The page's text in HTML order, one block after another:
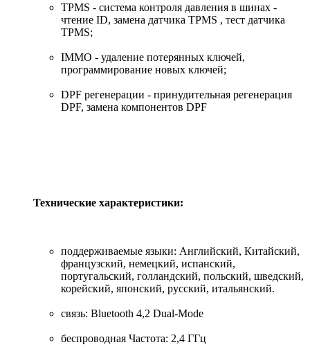
TPMS - система контроля давления в шинах -
чтение ID, замена датчика TPMS , тест датчика
TPMS;
IMMO - удаление потерянных ключей,
программирование новых ключей;
DPF регенерации - принудительная регенерация
DPF, замена компонентов DPF
Технические характеристики:
поддерживаемые языки: Английский, Китайский,
французский, немецкий, испанский,
португальский, голландский, польский, шведский,
корейский, японский, русский, итальянский.
связь: Bluetooth 4,2 Dual-Mode
беспроводная Частота: 2,4 ГГц